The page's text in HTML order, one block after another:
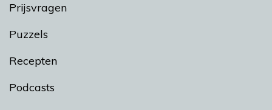
Prijsvragen
Puzzels
Recepten
Podcasts